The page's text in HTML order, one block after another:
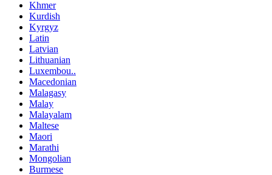
Khmer
Kurdish
Kyrgyz
Latin
Latvian
Lithuanian
Luxembou..
Macedonian
Malagasy
Malay
Malayalam
Maltese
Maori
Marathi
Mongolian
Burmese